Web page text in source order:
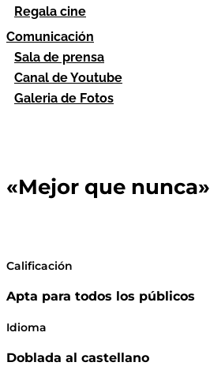
Regala cine
Comunicación
Sala de prensa
Canal de Youtube
Galeria de Fotos
«Mejor que nunca»
Calificación
Apta para todos los públicos
Idioma
Doblada al castellano